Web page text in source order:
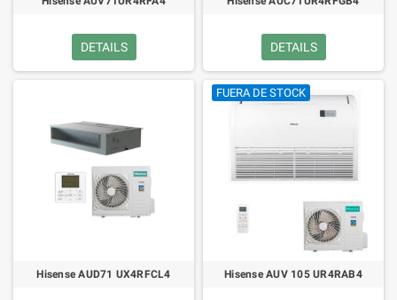
DETAILS DETAILS
Hisense AUD71 UX4RFCL4
FUERA DE STOCK
Hisense AUV 105 UR4RAB4